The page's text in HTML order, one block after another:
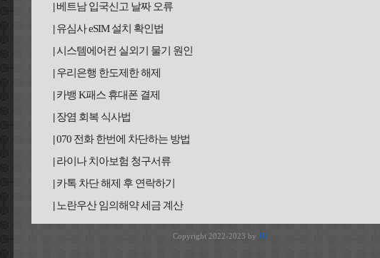
베트남 입국신고 날짜 오류
유심사 eSIM 설치 확인법
시스템에어컨 실외기 물기 원인
우리은행 한도제한 해제
카뱅 K패스 휴대폰 결제
장염 회복 식사법
070 전화 한번에 차단하는 방법
라이나 치아보험 청구서류
카톡 차단 해제 후 연락하기
노란우산 임의해약 세금 계산
Copyright 2022-2023 by JH